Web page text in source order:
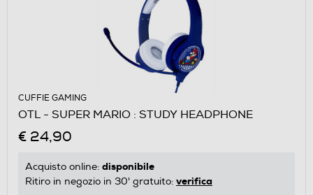
CUFFIE GAMING
OTL - SUPER MARIO : STUDY HEADPHONE
€ 24,90
Acquisto online: disponibile
Ritiro in negozio in 30' gratuito: verifica